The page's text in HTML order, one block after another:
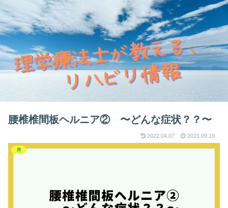
腰椎椎間板ヘルニア② 〜どんな症状？？〜
2022.04.07 2021.09.19
腰